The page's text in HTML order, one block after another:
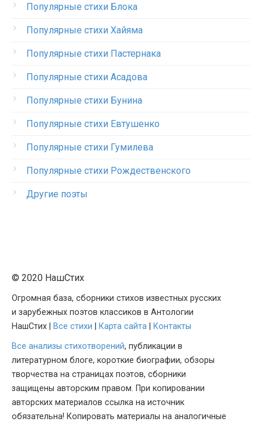
Популярные стихи Блока
Популярные стихи Хайяма
Популярные стихи Пастернака
Популярные стихи Асадова
Популярные стихи Бунина
Популярные стихи Евтушенко
Популярные стихи Гумилева
Популярные стихи Рождественского
Другие поэты
© 2020 НашСтих
Огромная база, сборники стихов известных русских
и зарубежных поэтов классиков в Антологии
НашСтих |
Все стихи Карта сайта
Контакты
Все анализы стихотворений, публикации в
литературном блоге, короткие биографии, обзоры
творчества на страницах поэтов, сборники
защищены авторским правом. При копировании
авторских материалов ссылка на источник
обязательна! Копировать материалы на аналогичные